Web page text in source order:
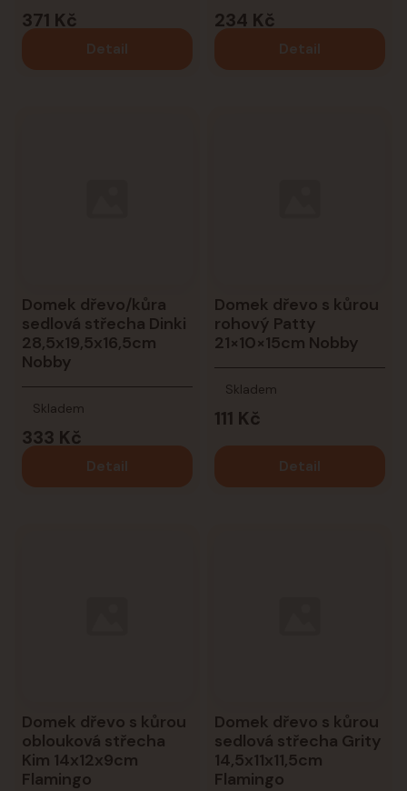
371 Kč
Detail
234 Kč
Detail
Domek dřevo/kůra
sedlová střecha Dinki
28,5x19,5x16,5cm
Nobby
333 Kč
Skladem
Detail
Domek dřevo s kůrou
rohový Patty
21×10×15cm Nobby
111 Kč
Skladem
Detail
Domek dřevo s kůrou
oblouková střecha
Kim 14x12x9cm
Flamingo
Domek dřevo s kůrou
sedlová střecha Grity
14,5x11x11,5cm
Flamingo